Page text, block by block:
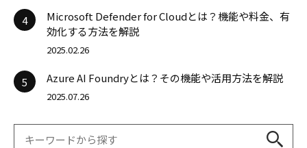
4
Microsoft Defender for Cloudとは？機能や料金、有
効化する方法を解説
2025.02.26
5 Azure AI Foundryとは？その機能や活用方法を解説
2025.07.26